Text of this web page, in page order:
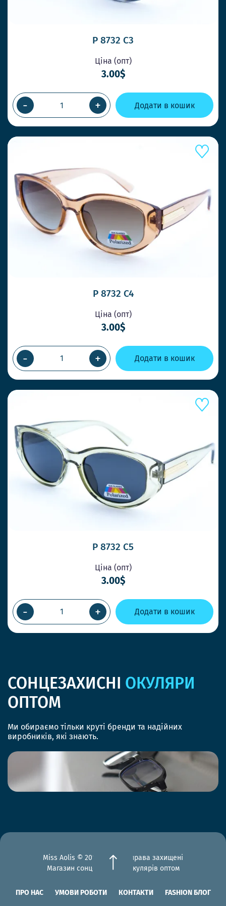
P 8732 C3
Ціна (опт)
3.00$
- + Додати в кошик
P 8732 C4
Ціна (опт)
3.00$
- + Додати в кошик
P 8732 C5
Ціна (опт)
3.00$
- + Додати в кошик
СОНЦЕЗАХИСНІ ОКУЛЯРИ
ОПТОМ
Ми обираємо тільки круті бренди та надійних
виробників, які знають.
Miss Aolis © 2012-2026 Всі права захищені
Магазин сонцезахисних окулярів оптом
ПРО НАС УМОВИ РОБОТИ КОНТАКТИ FASHION БЛОГ